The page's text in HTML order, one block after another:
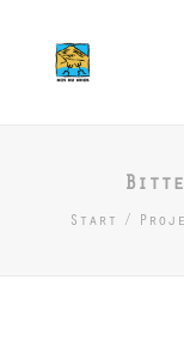
Bitte
Start